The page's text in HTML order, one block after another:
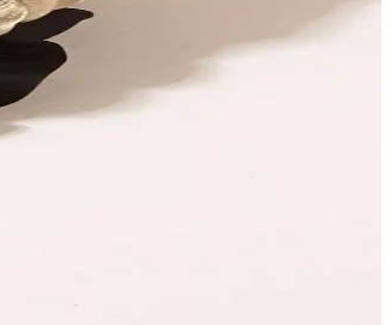
yolları burada.
sağlar, kadınların favorisi olmaya aday.
dokusuyla gece boyunca rahatlık